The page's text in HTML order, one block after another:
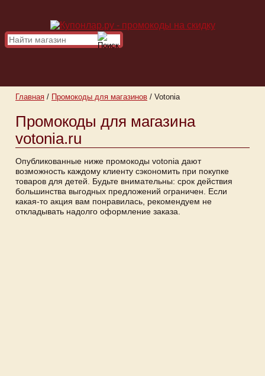
Главная / Промокоды для магазинов / Votonia
Промокоды для магазина
votonia.ru
Опубликованные ниже промокоды votonia дают
возможность каждому клиенту сэкономить при покупке
товаров для детей. Будьте внимательны: срок действия
большинства выгодных предложений ограничен. Если
какая-то акция вам понравилась, рекомендуем не
откладывать надолго оформление заказа.